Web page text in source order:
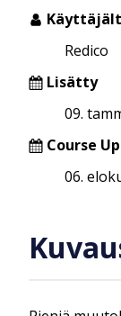
Redico
Lisätty
09.
Course
06.